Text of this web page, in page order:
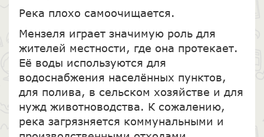
Река плохо самоочищается.
Мензеля играет значимую роль для
жителей местности, где она протекает.
Её воды используются для
водоснабжения населённых пунктов,
для полива, в сельском хозяйстве и для
нужд животноводства. К сожалению,
река загрязняется коммунальными и